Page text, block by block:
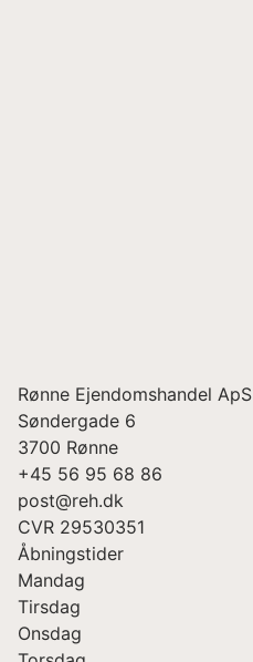
Rønne Ejendomshandel ApS
Søndergade 6
3700 Rønne
+45 56 95 68 86
post@reh.dk
CVR 29530351
Åbningstider
Mandag
Tirsdag
Onsdag